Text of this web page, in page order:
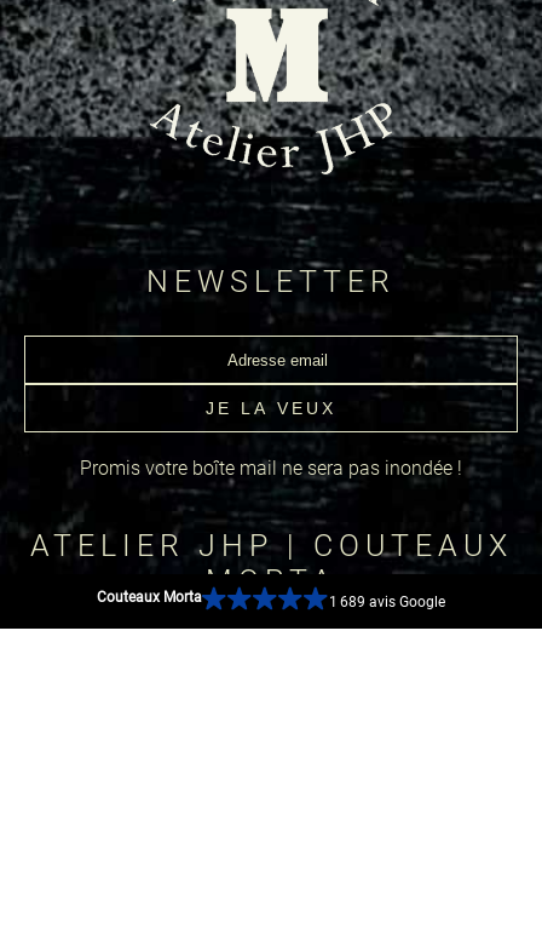
Couteaux Morta 1 689 avis Google
NEWSLETTER
Promis votre boîte mail ne sera pas inondée !
ATELIER JHP | COUTEAUX
MORTA